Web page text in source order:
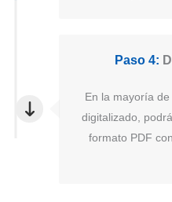
Paso 4:
En la mayoría
digitalizado,
formato PDF